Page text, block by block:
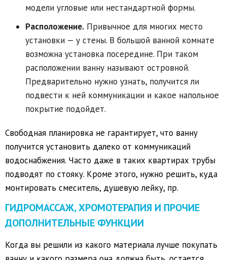
модели угловые или нестандартной формы.
Расположение. Привычное для многих место
установки — у стены. В большой ванной комнате
возможна установка посередине. При таком
расположении ванну называют островной.
Предварительно нужно узнать, получится ли
подвести к ней коммуникации и какое напольное
покрытие подойдет.
Свободная планировка не гарантирует, что ванну
получится установить далеко от коммуникаций
водоснабжения. Часто даже в таких квартирах трубы
подводят по стояку. Кроме этого, нужно решить, куда
монтировать смеситель, душевую лейку, пр.
ГИДРОМАССАЖ, ХРОМОТЕРАПИЯ И ПРОЧИЕ
ДОПОЛНИТЕЛЬНЫЕ ФУНКЦИИ
Когда вы решили из какого материала лучше покупать